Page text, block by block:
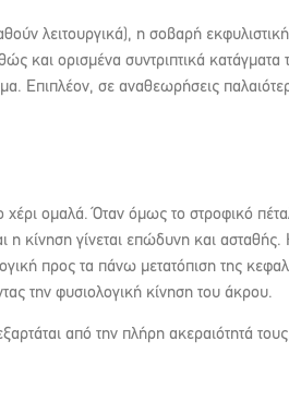
λειτουργικά), η σοβαρή εκφυλιστική
και ορισμένα συντριπτικά
Επιπλέον, σε αναθεωρήσεις
ομαλά. Όταν όμως το στροφικό
η κίνηση γίνεται επώδυνη και ασταθής.
προς τα πάνω μετατόπιση της
την φυσιολογική κίνηση του άκρου.
από την πλήρη ακεραιότητά